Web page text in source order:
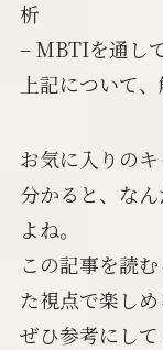
析
– MBTIを通し
上記について
お気に入りの
分かると、な
よね。
この記事を読
た視点で楽しめ
ぜひ参考にして